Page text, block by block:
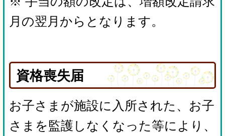
月の翌月からとなります。
資格喪失届
お子さまが施設に入所された、お子
さまを監護しなくなった等により、